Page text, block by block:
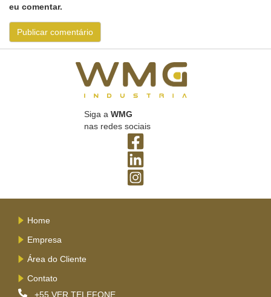
eu comentar.
Siga a WMG
nas redes sociais
Home
Empresa
Área do Cliente
Contato
+55 VER TELEFONE